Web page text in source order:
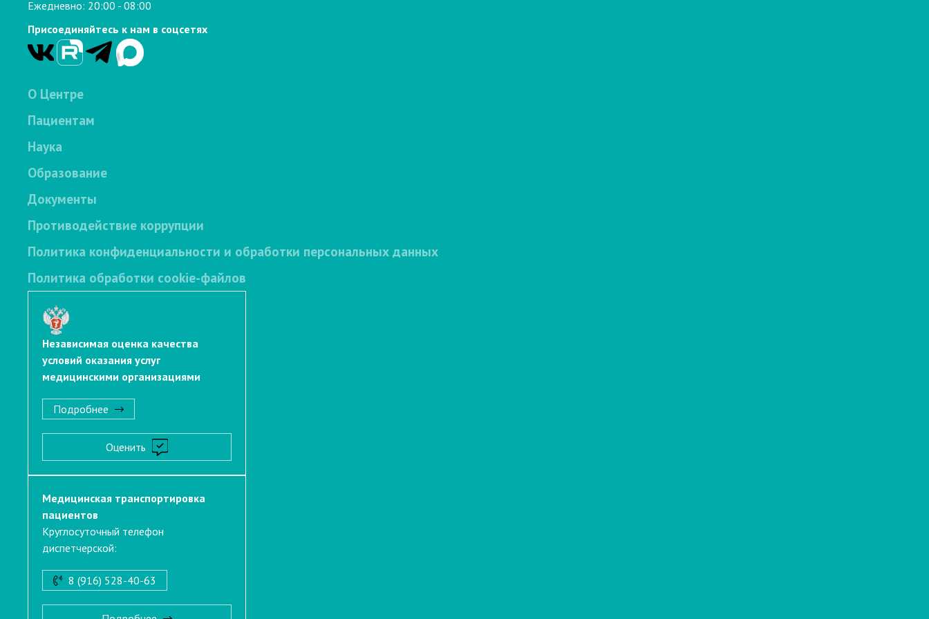
Ежедневно: 20:00 - 08:00
Присоединяйтесь к нам в соцсетях
О Центре
Пациентам
Наука
Образование
Документы
Противодействие коррупции
Политика конфиденциальности и обработки персональных данных
Политика обработки cookie-файлов
Независимая оценка качества
условий оказания услуг
медицинскими организациями
Подробнее
Оценить
Медицинская транспортировка
пациентов
Круглосуточный телефон
диспетчерской:
8 (916) 528-40-63